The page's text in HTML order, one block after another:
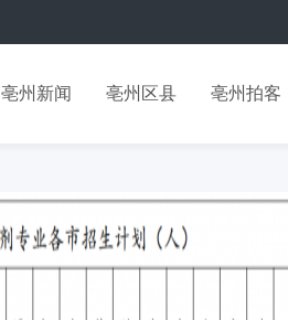
亳州新闻 亳州区县 亳州拍客